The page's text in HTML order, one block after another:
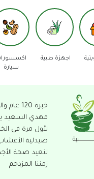
اكسسورات
اكسسوارات
هاتف
خبرة 120 عام والصيدلي
مهدي السعيد يقدمان
لأول مرة في الخليل
صيدلية الأعشاب ونصائح
لنعيد صحة الأجداد إلى
زمننا المزدحم